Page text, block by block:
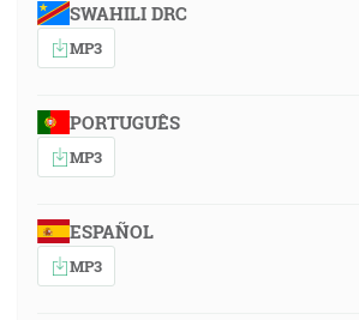
SWAHILI DRC
MP3
PORTUGUÊS
MP3
ESPAÑOL
MP3